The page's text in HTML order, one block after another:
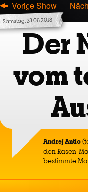
Vorige Show
Samstag, 23.06.2018
Der
vom
Andrej Antic
den Rasen-
bestimmte